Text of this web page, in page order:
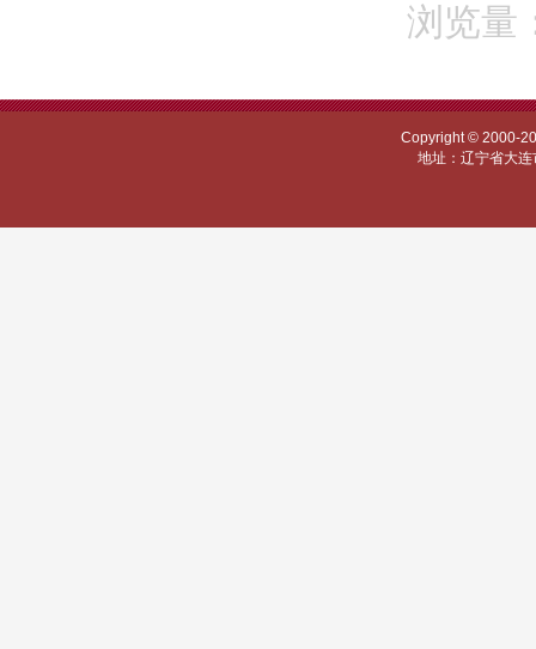
浏览量
Copyright © 2000-
地址：辽宁省大